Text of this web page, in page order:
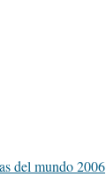
del mundo 2006